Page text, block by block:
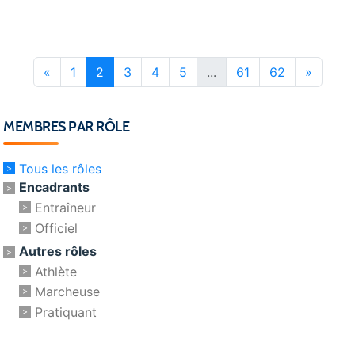
« 1 2 3 4 5 ... 61 62 »
MEMBRES PAR RÔLE
Tous les rôles
Encadrants
Entraîneur
Officiel
Autres rôles
Athlète
Marcheuse
Pratiquant